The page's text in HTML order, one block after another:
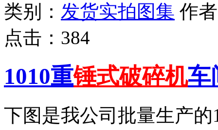
类别： 发货实拍图集 作
点击： 384
1010重锤式破碎机车
下图是我公司批量生产